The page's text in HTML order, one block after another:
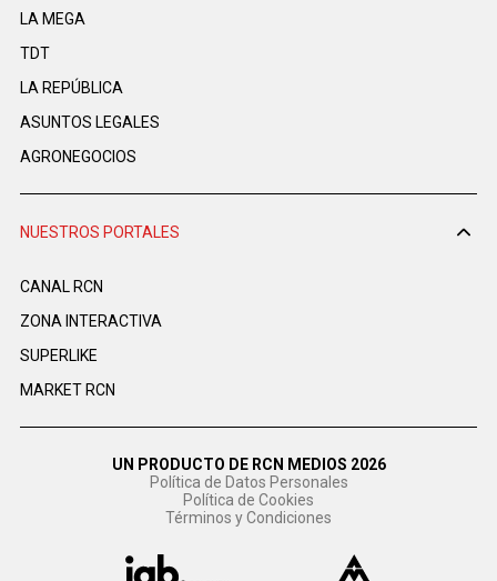
LA MEGA
TDT
LA REPÚBLICA
ASUNTOS LEGALES
AGRONEGOCIOS
NUESTROS PORTALES
CANAL RCN
ZONA INTERACTIVA
SUPERLIKE
MARKET RCN
UN PRODUCTO DE RCN MEDIOS 2026
Política de Datos Personales
Política de Cookies
Términos y Condiciones